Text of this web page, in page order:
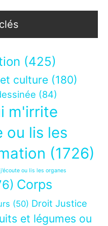
(425)
culture (180)
(84)
m'irrite
ou lis les
(1726)
ou lis les organes
Corps
(50) Droit Justice
et légumes ou